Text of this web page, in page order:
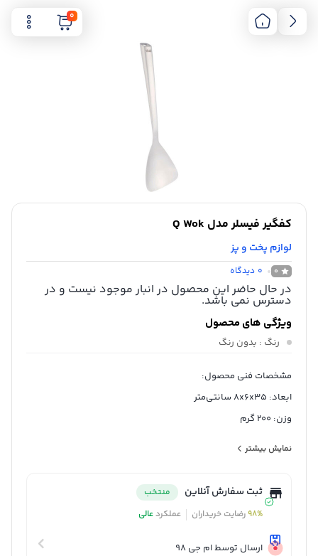
0
کفگیر فیسلر مدل Q Wok
لوازم پخت و پز
0
0 دیدگاه
در حال حاضر این محصول در انبار موجود نیست و در
دسترس نمی باشد.
ویژگی های محصول
رنگ : بدون رنگ
مشخصات فنی محصول:
ابعاد: 8x6x35 سانتی‌متر
وزن: 200 گرم
نمایش بیشتر
ثبت سفارش آنلاین
منتخب
98%رضایت خریداران عملکردعالی
ارسال توسط ام جی 98